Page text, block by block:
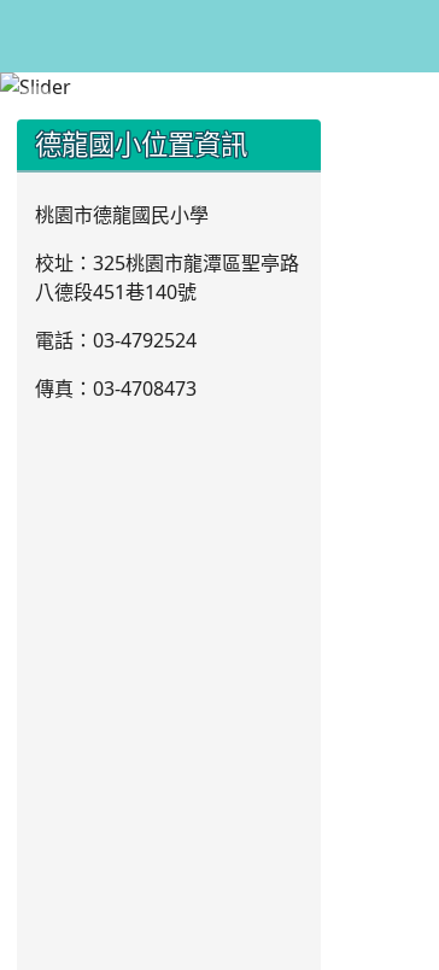
:::
德龍國小位置資訊
桃園市德龍國民小學
校址：325桃園市龍潭區聖亭路
八德段451巷140號
電話：03-4792524
傳真：03-4708473